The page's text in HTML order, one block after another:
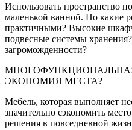
Использовать пространство
маленькой ванной. Но какие
практичными? Высокие
подвесные системы
загроможденности?
ЭКОНОМИЯ МЕСТА?
Мебель, которая выполняет
значительно сэкономить
решения в повседневной